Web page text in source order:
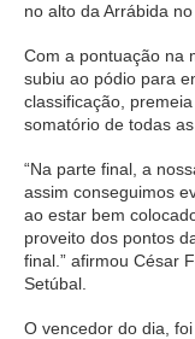
no alto da Arrábida
Com a pontuação na
subiu ao pódio para
classificação,
somatório de todas
“Na parte final, a
assim conseguimos
ao estar bem
proveito dos pontos
final.” afirmou César
Setúbal.
O vencedor do dia,